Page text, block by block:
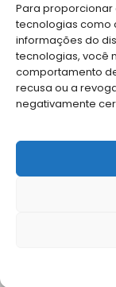
Para proporcionar
tecnologias como
informações do
tecnologias, você
comportamento
recusa ou a
negativamente
Solicite Apoio